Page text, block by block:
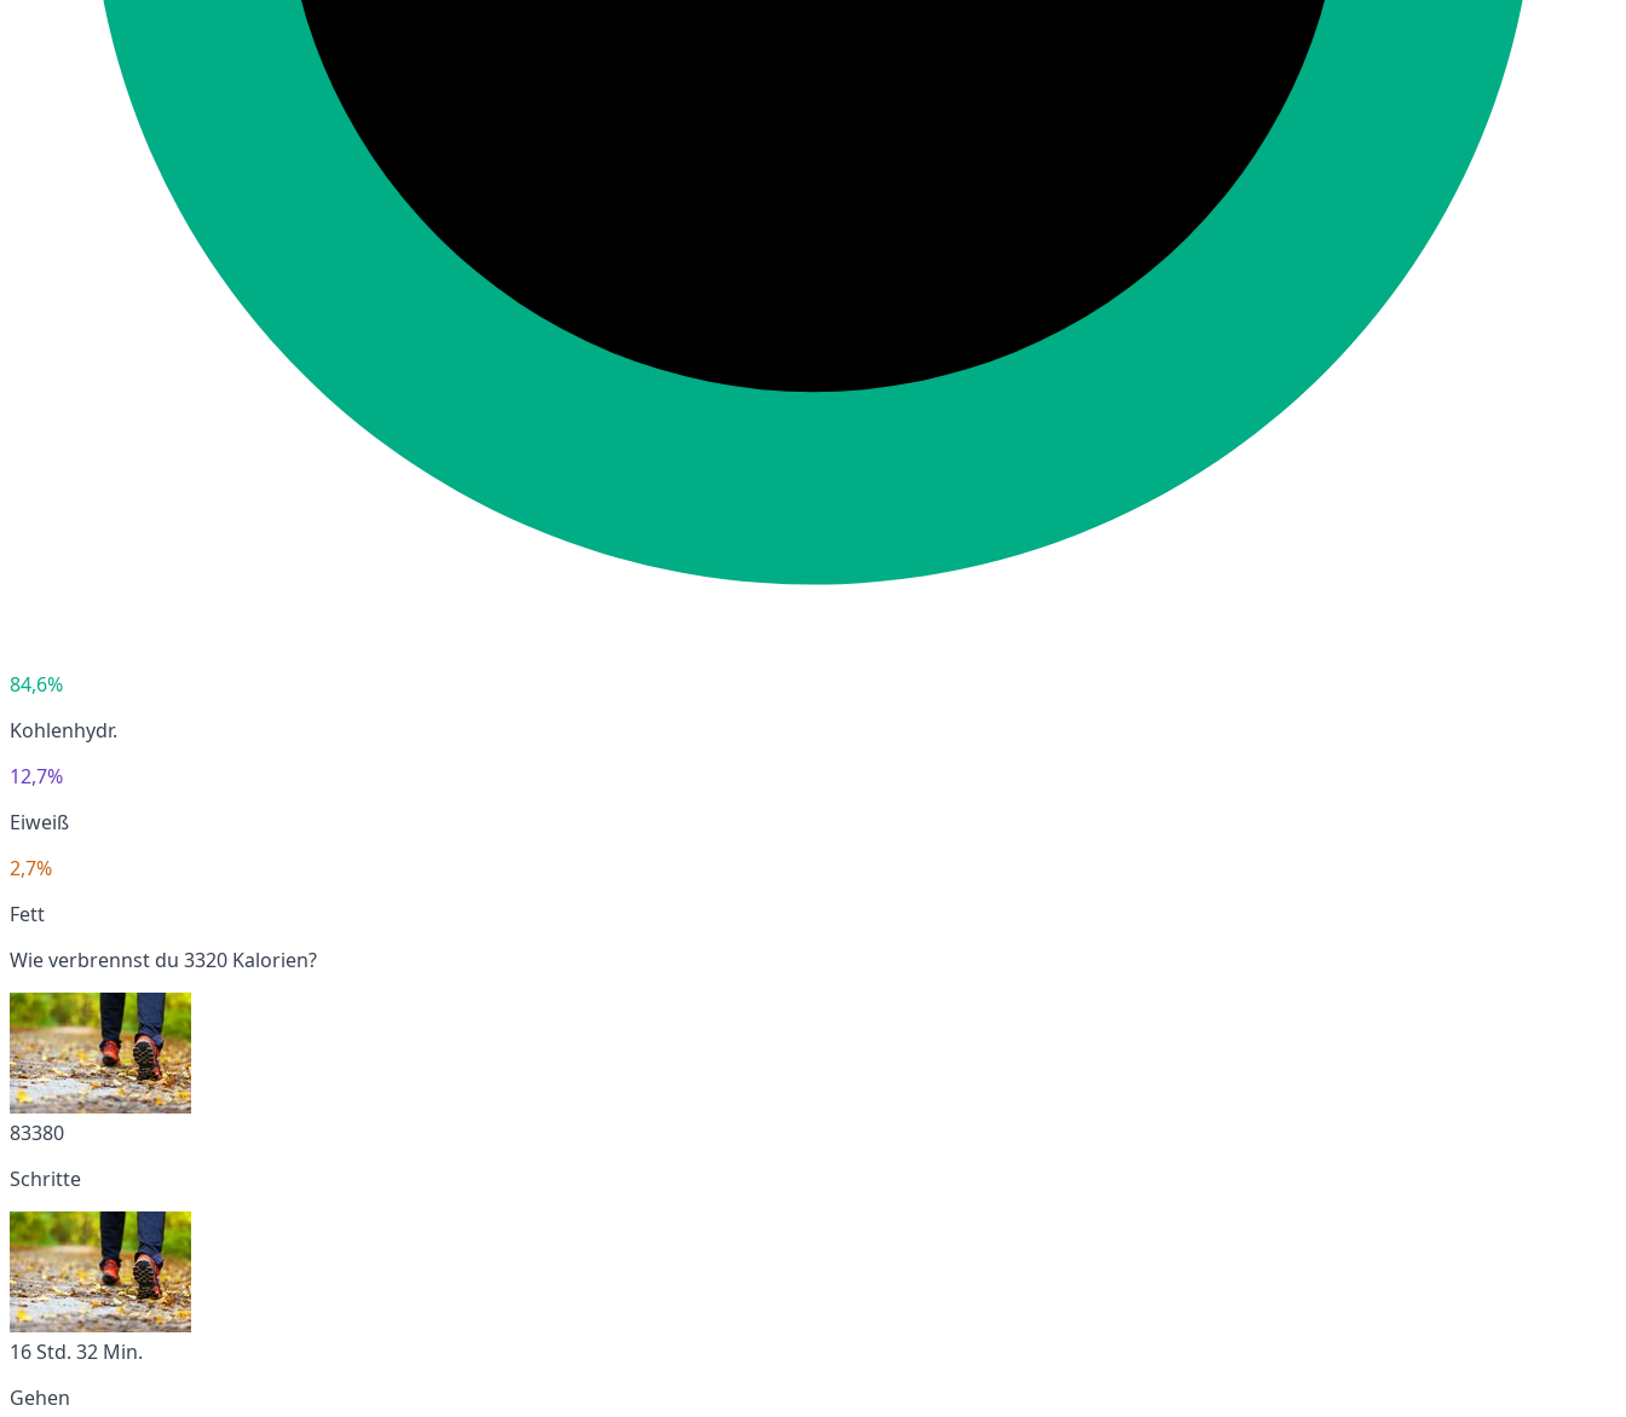
84,6%
Kohlenhydr.
12,7%
Eiweiß
2,7%
Fett
Wie verbrennst du 3320 Kalorien?
83380
Schritte
16 Std. 32 Min.
Gehen